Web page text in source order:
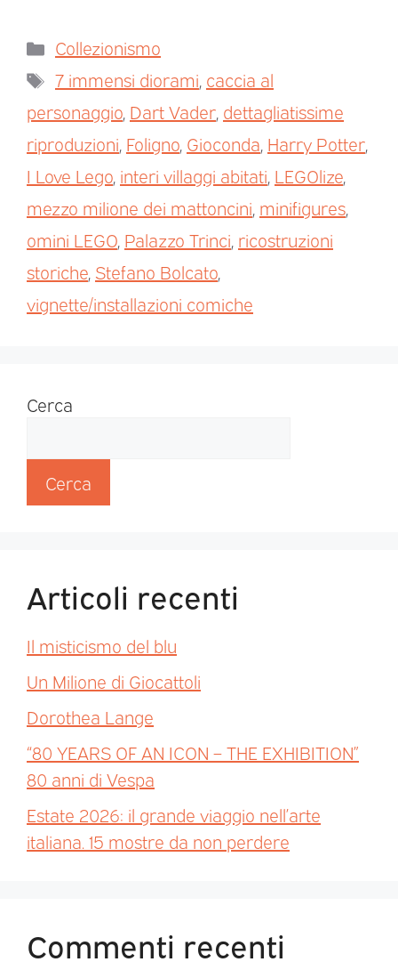
Collezionismo
7 immensi diorami, caccia al
personaggio, Dart Vader, dettagliatissime
riproduzioni, Foligno, Gioconda, Harry Potter,
I Love Lego, interi villaggi abitati, LEGOlize,
mezzo milione dei mattoncini, minifigures,
omini LEGO, Palazzo Trinci, ricostruzioni
storiche, Stefano Bolcato,
vignette/installazioni comiche
Cerca
Cerca
Articoli recenti
Il misticismo del blu
Un Milione di Giocattoli
Dorothea Lange
“80 YEARS OF AN ICON – THE EXHIBITION”
80 anni di Vespa
Estate 2026: il grande viaggio nell’arte
italiana. 15 mostre da non perdere
Commenti recenti